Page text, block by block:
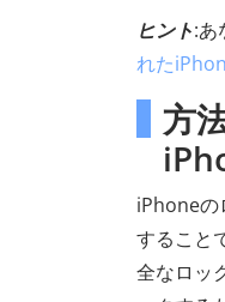
ヒント:あ
れた
方
iPhoneの
すること
全なロッ